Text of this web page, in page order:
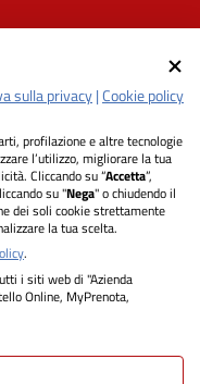
sulla privacy|Cookie policy
profilazione e altre tecnologie
l’utilizzo, migliorare la tua
Cliccando su “Accetta”,
su "Nega" o chiudendo il
dei soli cookie strettamente
la tua scelta.
.
i siti web di "Azienda
Online, MyPrenota,